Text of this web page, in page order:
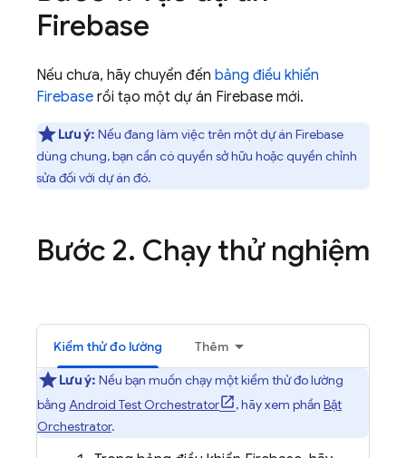
Firebase
Nếu chưa, hãy chuyển đến bảng điều khiển
Firebase rồi tạo một dự án Firebase mới.
Lưu ý: Nếu đang làm việc trên một dự án Firebase
dùng chung, bạn cần có quyền sở hữu hoặc quyền chỉnh
sửa đối với dự án đó.
Bước 2. Chạy thử nghiệm
Kiểm thử đo lường Thêm
Lưu ý: Nếu bạn muốn chạy một kiểm thử đo lường
bằng Android Test Orchestrator , hãy xem phần Bật
Orchestrator.